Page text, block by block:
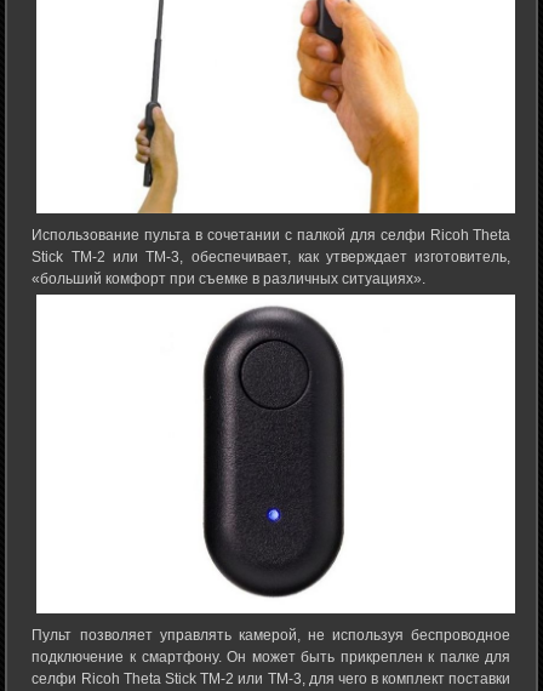
Использование пульта в сочетании с палкой для селфи Ricoh Theta
Stick TM-2 или TM-3, обеспечивает, как утверждает изготовитель,
«больший комфорт при съемке в различных ситуациях».
Пульт позволяет управлять камерой, не используя беспроводное
подключение к смартфону. Он может быть прикреплен к палке для
селфи Ricoh Theta Stick TM-2 или TM-3, для чего в комплект поставки